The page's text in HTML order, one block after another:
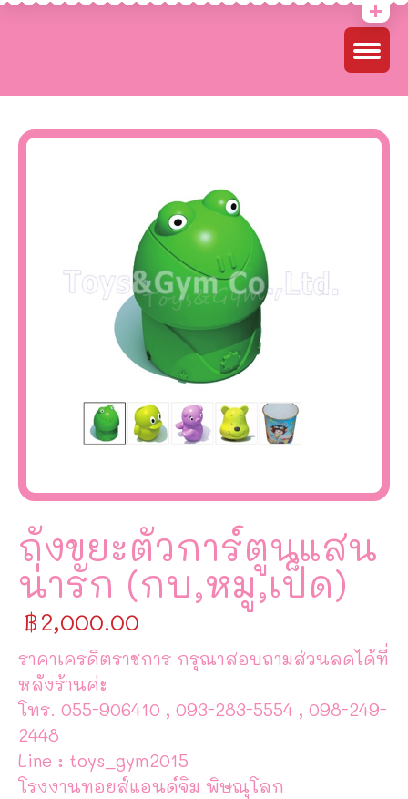
ถังขยะตัวการ์ตูนแสน
น่ารัก (กบ,หมู,เป็ด)
฿2,000.00
ราคาเครดิตราชการ กรุณาสอบถามส่วนลดได้ที่
หลังร้านค่ะ
โทร. 055-906410 , 093-283-5554 , 098-249-
2448
Line : toys_gym2015
โรงงานทอยส์แอนด์จิม พิษณุโลก